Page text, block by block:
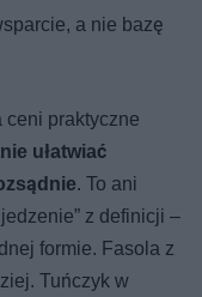
a nie bazę
ceni praktyczne
ułatwiać
. To ani
z definicji –
formie. Fasola z
Tuńczyk w